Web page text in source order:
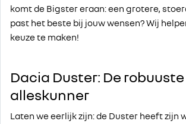
komt de Bigster eraan: een grotere,
past het beste bij jouw wensen? Wij
keuze te maken!
Dacia Duster: De robuuste
alleskunner
Laten we eerlijk zijn: de Duster heeft zijn